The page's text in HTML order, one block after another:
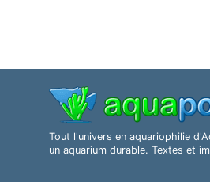
Tout l'univers en aquariophilie
un aquarium durable. Textes et